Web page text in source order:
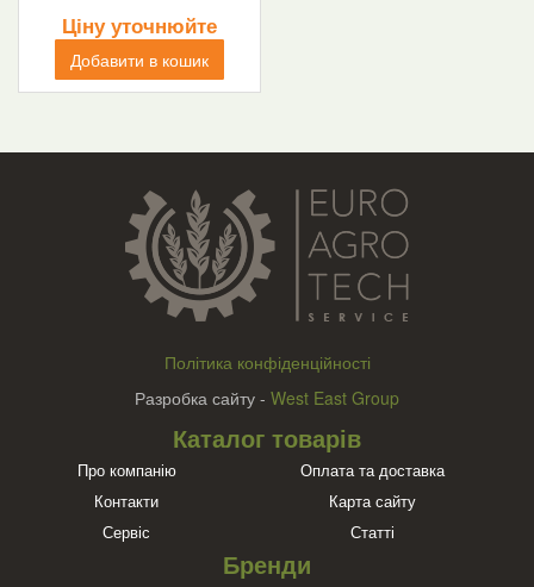
Ціну уточнюйте
Добавити в кошик
Політика конфіденційності
Разробка сайту - West East Group
Каталог товарів
Про компанію
Оплата та доставка
Контакти
Карта сайту
Сервіс
Статті
Бренди